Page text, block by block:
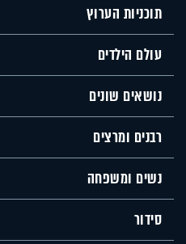
תוכניות הערוץ
עולם הילדים
נושאים שונים
רבנים ומרצים
נשים ומשפחה
סידור